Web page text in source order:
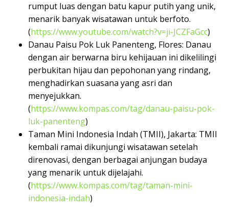
rumput luas dengan batu kapur putih yang unik,
menarik banyak wisatawan untuk berfoto.
(https://www.youtube.com/watch?v=ji-JCZFaGcc)
Danau Paisu Pok Luk Panenteng, Flores: Danau
dengan air berwarna biru kehijauan ini dikelilingi
perbukitan hijau dan pepohonan yang rindang,
menghadirkan suasana yang asri dan
menyejukkan.
(https://www.kompas.com/tag/danau-paisu-pok-
luk-panenteng)
Taman Mini Indonesia Indah (TMII), Jakarta: TMII
kembali ramai dikunjungi wisatawan setelah
direnovasi, dengan berbagai anjungan budaya
yang menarik untuk dijelajahi.
(https://www.kompas.com/tag/taman-mini-
indonesia-indah)